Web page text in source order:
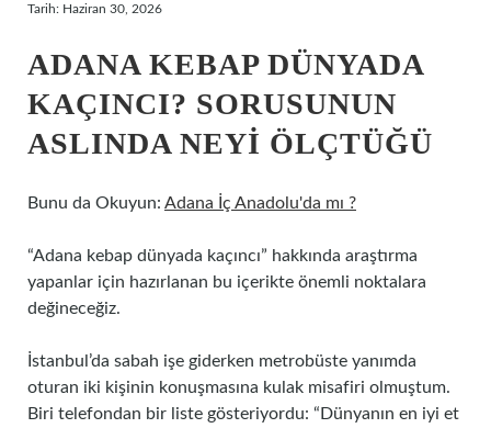
Tarih: Haziran 30, 2026
ADANA KEBAP DÜNYADA
KAÇINCI? SORUSUNUN
ASLINDA NEYI ÖLÇTÜĞÜ
Bunu da Okuyun: Adana İç Anadolu'da mı ?
“Adana kebap dünyada kaçıncı” hakkında araştırma
yapanlar için hazırlanan bu içerikte önemli noktalara
değineceğiz.
İstanbul’da sabah işe giderken metrobüste yanımda
oturan iki kişinin konuşmasına kulak misafiri olmuştum.
Biri telefondan bir liste gösteriyordu: “Dünyanın en iyi et